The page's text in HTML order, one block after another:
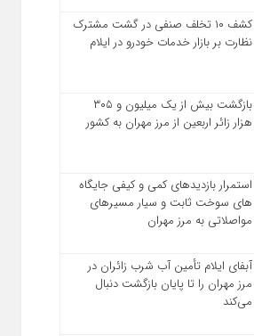
کشف ۱۰ تخلف صنفی در گشت مشترک
نظارت بر بازار خدمات خودرو در ایلام
بازگشت بیش از یک میلیون و ۳۰۵
هزار زائر اربعین از مرز مهران به کشور
استمرار بازدیدهای کمی و کیفی جایگاه‌
های سوخت ثابت و سیار مسیرهای
مواصلاتی به مرز مهران
آبفای ایلام تأمین آب شرب زائران در
مرز مهران را تا پایان بازگشت دنبال
می‌کند